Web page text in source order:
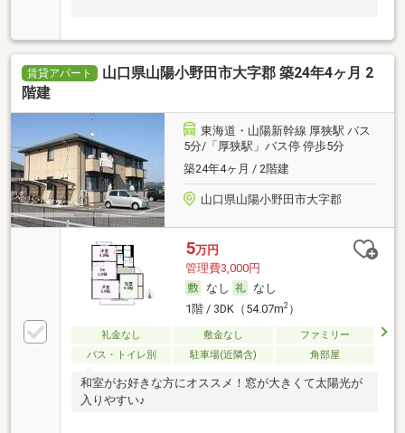
賃貸アパート
山口県山陽小野田市大字郡 築24年4ヶ月 2
階建
東海道・山陽新幹線 厚狭駅 バス
5分/「厚狭駅」バス停 停歩5分
築24年4ヶ月 / 2階建
山口県山陽小野田市大字郡
5万円
管理費3,000円
なし
なし
1階 / 3DK（54.07m2）
礼金なし 敷金なし
ファミリー
バス・トイレ別
駐車場(近隣含) 角部屋
和室がお好きな方にオススメ！窓が大きくて太陽光が
入りやすい♪